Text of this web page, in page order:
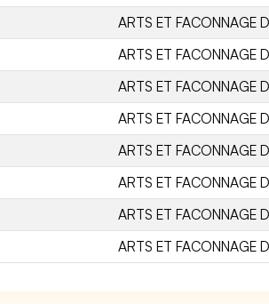
ARTS ET FACONNAGE
ARTS ET FACONNAGE
ARTS ET FACONNAGE
ARTS ET FACONNAGE
ARTS ET FACONNAGE
ARTS ET FACONNAGE
ARTS ET FACONNAGE
ARTS ET FACONNAGE